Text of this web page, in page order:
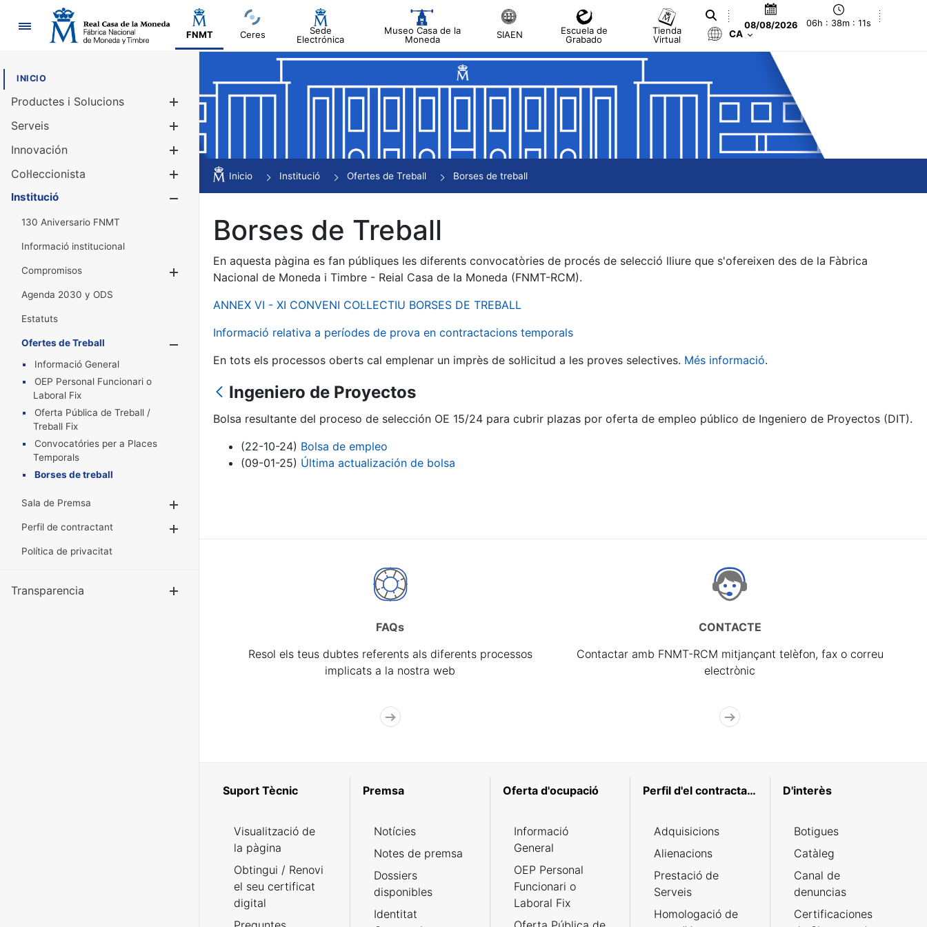
Navegació
FNMT Ceres
Sede
Electrónica
Museo Casa de la
Moneda
SIAEN
Escuela de
Grabado
Tienda
Virtual
08/08/2026 06h : 38m : 11s
CA
INICIO
Productes i Solucions
Mostra/Amaga
Serveis
Innovación
Col·leccionista
Mostra/Amaga
Institució
130 Aniversario FNMT
Informació institucional
Compromisos
Mostra/Amaga
Agenda 2030 y ODS
Estatuts
Ofertes de Treball
Informació General
OEP Personal Funcionari o
Laboral Fix
Oferta Pública de Treball /
Treball Fix
Convocatóries per a Places
Temporals
Borses de treball
Sala de Premsa
Perfil de contractant
Política de privacitat
Transparencia
Inicio Institució Ofertes de Treball Borses de treball
Borses de Treball
En aquesta pàgina es fan públiques les diferents convocatòries de procés de selecció lliure que s'ofereixen des de la Fàbrica
Nacional de Moneda i Timbre - Reial Casa de la Moneda (FNMT-RCM).
ANNEX VI - XI CONVENI COL·LECTIU BORSES DE TREBALL
Informació relativa a períodes de prova en contractacions temporals
En tots els processos oberts cal emplenar un imprès de sol·licitud a les proves selectives. Més informació.
Ingeniero de Proyectos
Bolsa resultante del proceso de selección OE 15/24 para cubrir plazas por oferta de empleo público de Ingeniero de Proyectos (DIT).
(22-10-24) Bolsa de empleo
(09-01-25) Última actualización de bolsa
FAQs
Resol els teus dubtes referents als diferents processos
implicats a la nostra web
CONTACTE
Contactar amb FNMT-RCM mitjançant telèfon, fax o correu
electrònic
Suport Tècnic
Visualització de
la pàgina
Obtingui / Renovi
el seu certificat
digital
Premsa
Notícies
Notes de premsa
Dossiers
disponibles
Identitat
Oferta d'ocupació
Informació
General
OEP Personal
Funcionari o
Laboral Fix
Perfil d'el contractant
Adquisicions
Alienacions
Prestació de
Serveis
Homologació de
D'interès
Botigues
Catàleg
Canal de
denuncias
Certificaciones